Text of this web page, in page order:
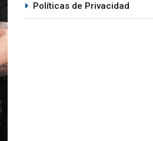
Políticas de Privacidad